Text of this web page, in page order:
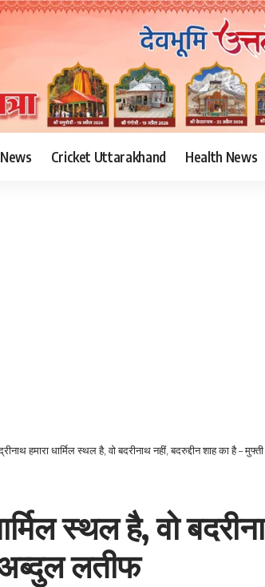
Cricket Uttarakhand Health News
हमारा धार्मिल स्थल है, वो बदरीनाथ नहीं, बदरुद्दीन शाह का है –
स्थल है, वो
अब्दुल लतीफ